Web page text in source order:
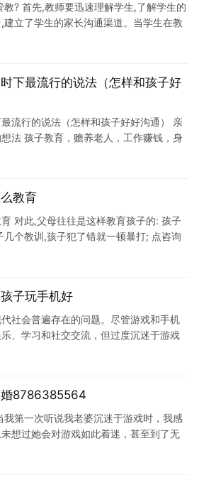
? 首先,教师要迅速理解学生,了解学生的
立了学生的家长沟通渠道。当学生在教
下最流行的说法（怎样和孩子好
流行的说法（怎样和孩子好好沟通） 亲
法 孩子教育，赡养老人，工作赚钱，身
教育
对此,父母往往是这样教育孩子的: 孩子
个教训,孩子犯了错就一顿暴打; 点咨询
子玩手机好
社会普遍存在的问题。尽管游戏和手机
、学习和社交交流，但过度沉迷于游戏
婚8786385564
第一次听说我老婆沉迷于游戏时，我感
想过她会对游戏如此着迷，甚至到了无